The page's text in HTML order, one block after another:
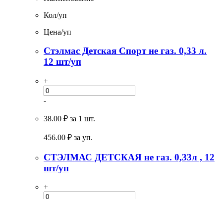
Кол/уп
Цена/уп
Стэлмас Детская Спорт не газ. 0,33 л.
12 шт/уп
+
-
38.00 ₽ за 1 шт.
456.00 ₽ за уп.
СТЭЛМАС ДЕТСКАЯ не газ. 0,33л , 12
шт/уп
+